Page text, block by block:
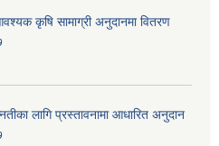
कृषि सामाग्री अनुदानमा वितरण
लागि प्रस्तावनामा आधारित अनुदान